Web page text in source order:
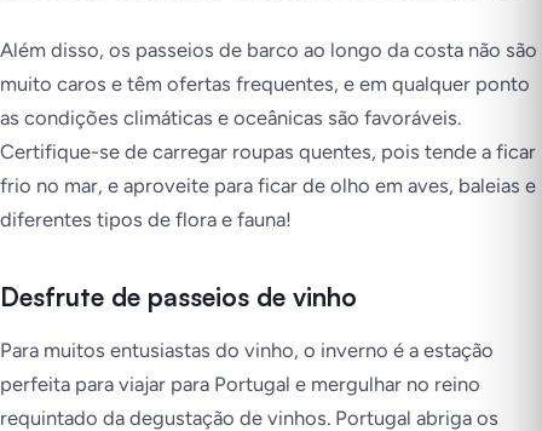
Além disso, os passeios de barco ao longo da costa não são
muito caros e têm ofertas frequentes, e em qualquer ponto
as condições climáticas e oceânicas são favoráveis.
Certifique-se de carregar roupas quentes, pois tende a ficar
frio no mar, e aproveite para ficar de olho em aves, baleias e
diferentes tipos de flora e fauna!
Desfrute de passeios de vinho
Para muitos entusiastas do vinho, o inverno é a estação
perfeita para viajar para Portugal e mergulhar no reino
requintado da degustação de vinhos. Portugal abriga os